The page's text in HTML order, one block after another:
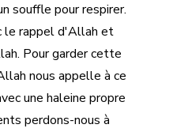
souffle pour respirer.
le rappel d'Allah et
Pour garder cette
nous appelle à ce
une haleine propre
perdons-nous à